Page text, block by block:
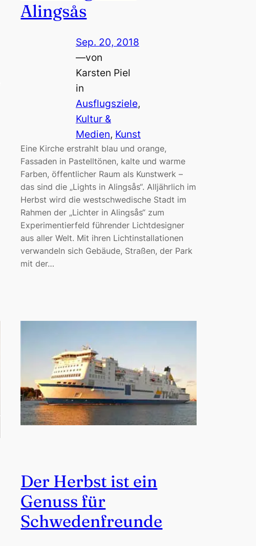
Alingsås
Sep. 20, 2018
—von
Karsten Piel
in
Ausflugsziele
Kultur &
Medien, Kunst
Eine Kirche erstrahlt blau und orange,
Fassaden in Pastelltönen, kalte und warme
Farben, öffentlicher Raum als Kunstwerk –
das sind die „Lights in Alingsås“. Alljährlich im
Herbst wird die westschwedische Stadt im
Rahmen der „Lichter in Alingsås“ zum
Experimentierfeld führender Lichtdesigner
aus aller Welt. Mit ihren Lichtinstallationen
verwandeln sich Gebäude, Straßen, der Park
mit der…
Der Herbst ist ein
Genuss für
Schwedenfreunde